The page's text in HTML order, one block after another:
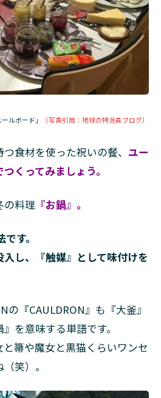
ルボード」 （写真引用：地球の特派員ブログ）
食材を使った祝いの餐、 ユー
くってみましょう。
の料理 『お鍋』。
す。
し、『触媒』として味付けを
の『CAULDRON』も『大釜』
を意味する単語です。
箒や魔女と黒猫くらいワンセ
笑）。